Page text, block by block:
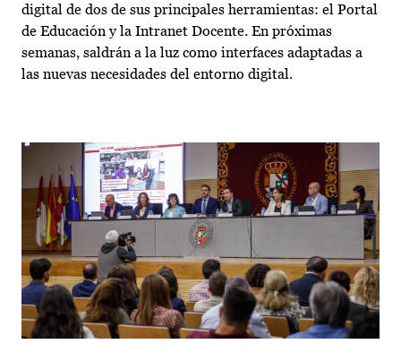
digital de dos de sus principales herramientas: el Portal
de Educación y la Intranet Docente. En próximas
semanas, saldrán a la luz como interfaces adaptadas a
las nuevas necesidades del entorno digital.